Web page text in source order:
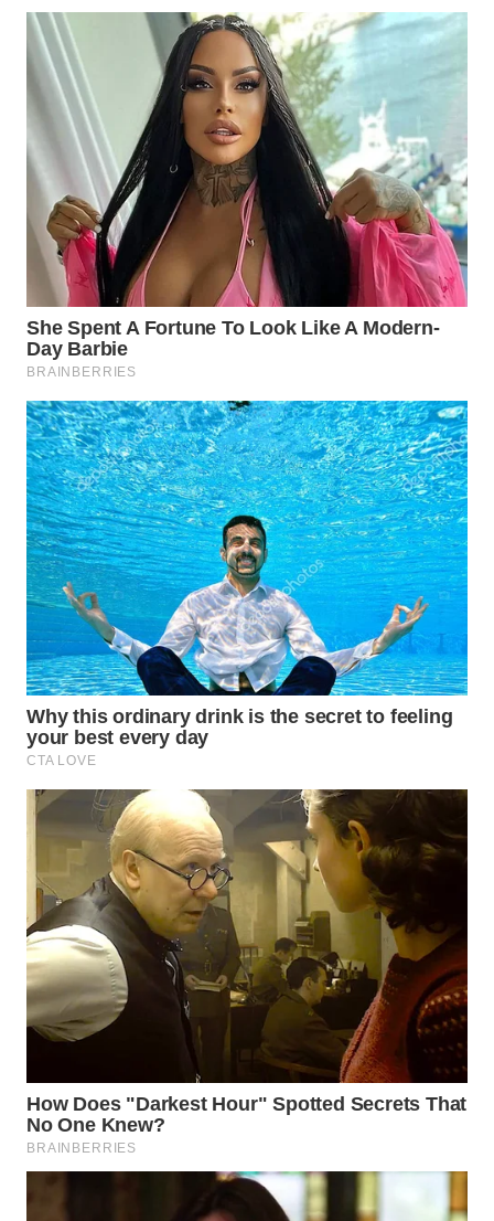
WN
KEPULAUAN
SERIBU
WN
TANGERANG
WN
BINJAI
WN
CIREBON
WN
WN
KUNINGAN
WN
MAJALENGKA
WN
SUBANG
WN
SUKABUMI
WN
PURWAKARTA
WN
PRIANGAN
TIMUR
WN
SEMARANG
WN
WN
BOROBUDUR